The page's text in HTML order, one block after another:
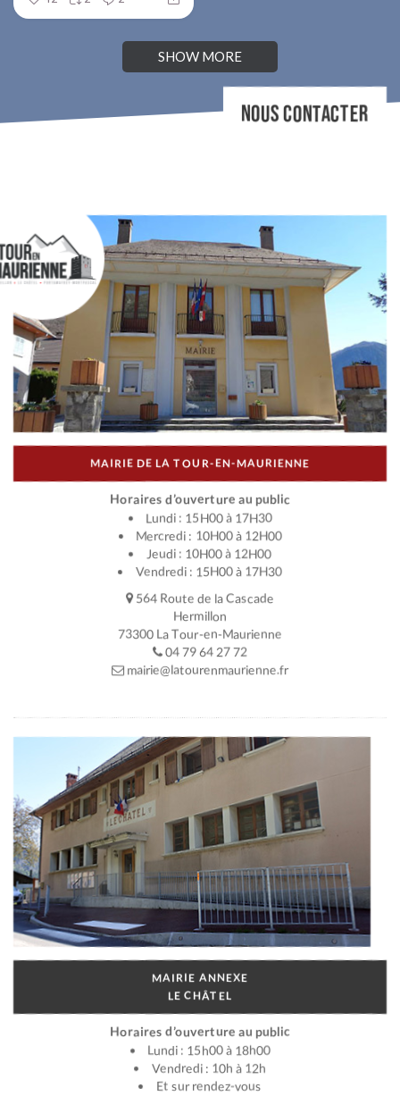
SHOW MORE
NOUS CONTACTER
MAIRIE DE LA TOUR-EN-MAURIENNE
Horaires d’ouverture au public
Lundi : 15H00 à 17H30
Mercredi : 10H00 à 12H00
Jeudi : 10H00 à 12H00
Vendredi : 15H00 à 17H30
564 Route de la Cascade
Hermillon
73300 La Tour-en-Maurienne
04 79 64 27 72
mairie@latourenmaurienne.fr
MAIRIE ANNEXE
LE CHÂTEL
Horaires d’ouverture au public
Lundi : 15h00 à 18h00
Vendredi : 10h à 12h
Et sur rendez-vous